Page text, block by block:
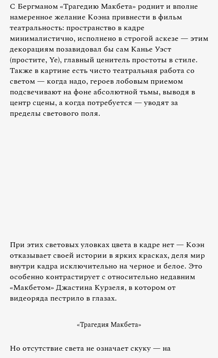
С Бергманом «Трагедию Макбета» роднит и вполне
намеренное желание Коэна привнести в фильм
театральность: пространство в кадре
минималистично, исполнено в строгой аскезе — этим
декорациям позавидовал бы сам Канье Уэст
(простите, Ye), главный ценитель простоты в стиле.
Также в картине есть чисто театральная работа со
светом — когда надо, героев лобовым приемом
подсвечивают на фоне абсолютной тьмы, выводя в
центр сцены, а когда потребуется — уводят за
пределы светового поля.
При этих световых уловках цвета в кадре нет — Коэн
отказывает своей истории в ярких красках, деля мир
внутри кадра исключительно на черное и белое. Это
особенно контрастирует с относительно недавним
«Макбетом» Джастина Курзеля, в котором от
видеоряда пестрило в глазах.
«Трагедия Макбета»
Но отсутствие света не означает скуку — на